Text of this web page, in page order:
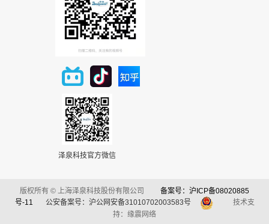
泽泉科技官方微信
版权所有 © 上海泽泉科技股份有限公司
备案号：沪ICP备08020885
号-11
公安备案号：沪公网安备31010702003583号
技术支
持：缘震网络